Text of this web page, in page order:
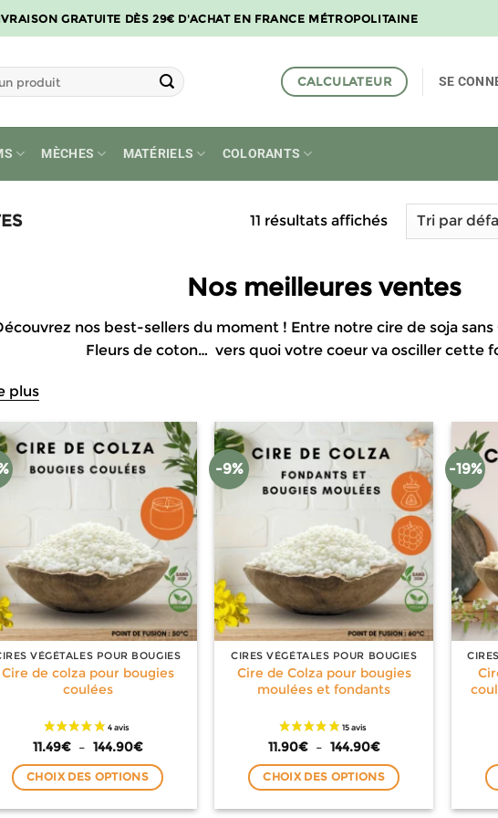
GRATUITE DÈS 29€ D'ACHAT EN FRANCE MÉTROPOLITAINE
CALCULATEUR SE
MÈCHES MATÉRIELS COLORANTS
11 résultats affichés
Nos meilleures ventes
nos best-sellers du moment ! Entre notre cire de soja
Fleurs de coton… vers quoi votre coeur va osciller cette
plus
VÉGÉTALES POUR BOUGIES
Cire de colza pour bougies
coulées
11.49€ – 144.90€Plage
prix :
11.49€
144.90€
CHOIX DES OPTIONS
-9%
CIRES VÉGÉTALES POUR BOUGIES
Cire de Colza pour bougies
moulées et fondants
11.90€ – 144.90€Plage
prix :
11.90€
144.90€
CHOIX DES OPTIONS
-19%